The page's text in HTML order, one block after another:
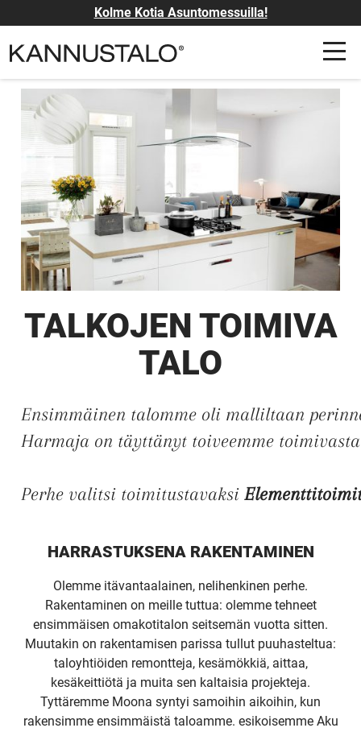
Kolme Kotia Asuntomessuilla!
TALKOJEN TOIMIVA
TALO
Ensimmäinen talomme oli malliltaan
Harmaja on täyttänyt toiveemme
Perhe valitsi toimitustavaksi
HARRASTUKSENA RAKENTAMINEN
Olemme itävantaalainen, nelihenkinen perhe.
Rakentaminen on meille tuttua: olemme tehneet
ensimmäisen omakotitalon seitsemän vuotta sitten.
Muutakin on rakentamisen parissa tullut puuhasteltua:
taloyhtiöiden remontteja, kesämökkiä, aittaa,
kesäkeittiötä ja muita sen kaltaisia projekteja.
Tyttäremme Moona syntyi samoihin aikoihin, kun
rakensimme ensimmäistä taloamme. esikoisemme Aku